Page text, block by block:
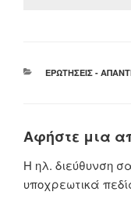
ΚΑΤΗΓΟΡΊΕΣ
ΕΡΩΤΉΣΕΙΣ -
Αφήστε μια
Η ηλ. διεύθυνση
υποχρεωτικά